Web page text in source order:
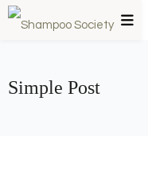
Simple Post